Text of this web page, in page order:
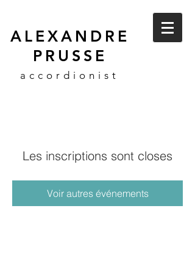
ALEXANDRE
PRUSSE
accordionist
Les inscriptions sont closes
Voir autres événements